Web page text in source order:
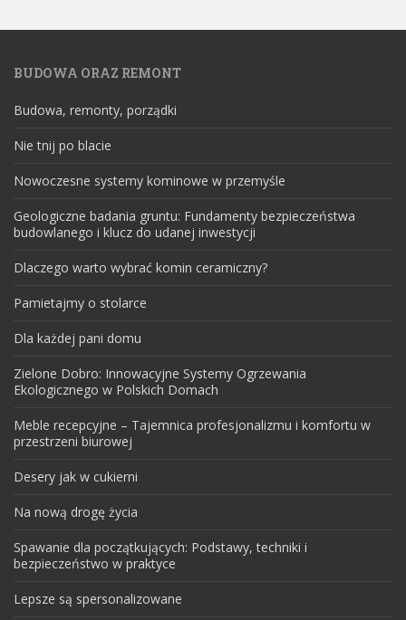
BUDOWA ORAZ REMONT
Budowa, remonty, porządki
Nie tnij po blacie
Nowoczesne systemy kominowe w przemyśle
Geologiczne badania gruntu: Fundamenty bezpieczeństwa
budowlanego i klucz do udanej inwestycji
Dlaczego warto wybrać komin ceramiczny?
Pamietajmy o stolarce
Dla każdej pani domu
Zielone Dobro: Innowacyjne Systemy Ogrzewania
Ekologicznego w Polskich Domach
Meble recepcyjne – Tajemnica profesjonalizmu i komfortu w
przestrzeni biurowej
Desery jak w cukierni
Na nową drogę życia
Spawanie dla początkujących: Podstawy, techniki i
bezpieczeństwo w praktyce
Lepsze są spersonalizowane